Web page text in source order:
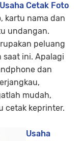
Cetak Foto
kartu nama dan
undangan.
peluang
ini. Apalagi
dan
mudah,
cetak keprinter.
Usaha